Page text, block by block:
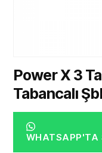
Power X 3
Tabancalı
WHATSAPP'TA